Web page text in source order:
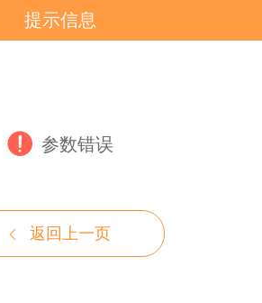
提示信息
参数错误
返回上一页